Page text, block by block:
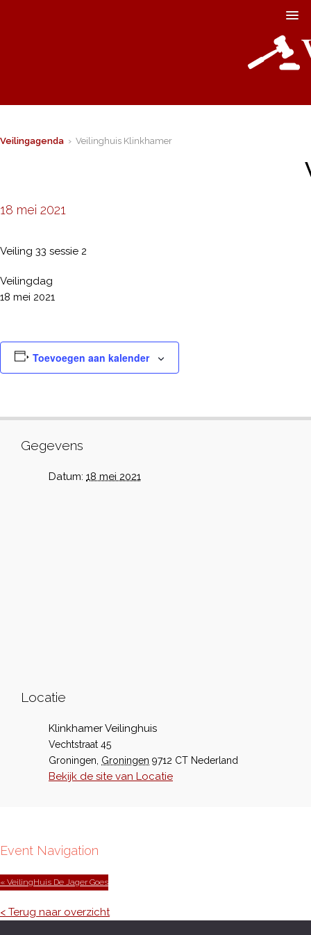
Veilingagenda › Veilinghuis Klinkhamer
18 mei 2021
Veiling 33 sessie 2
Veilingdag
18 mei 2021
Toevoegen aan kalender
Gegevens
Datum: 18 mei 2021
Locatie
Klinkhamer Veilinghuis
Vechtstraat 45
Groningen Groningen 9712 CT Nederland
Bekijk de site van Locatie
Event Navigation
« VeilingHuis De Jager Goes
< Terug naar overzicht